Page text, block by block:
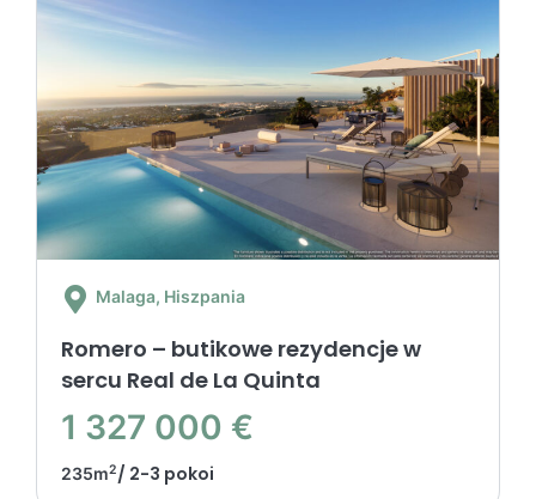
Malaga, Hiszpania
Romero – butikowe rezydencje w
sercu Real de La Quinta
1 327 000 €
235m2/ 2-3 pokoi